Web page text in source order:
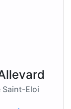
Saint-Eloi